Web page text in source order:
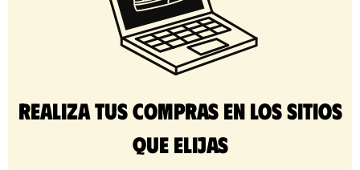
Realiza tus compras en los sitios
que elijas